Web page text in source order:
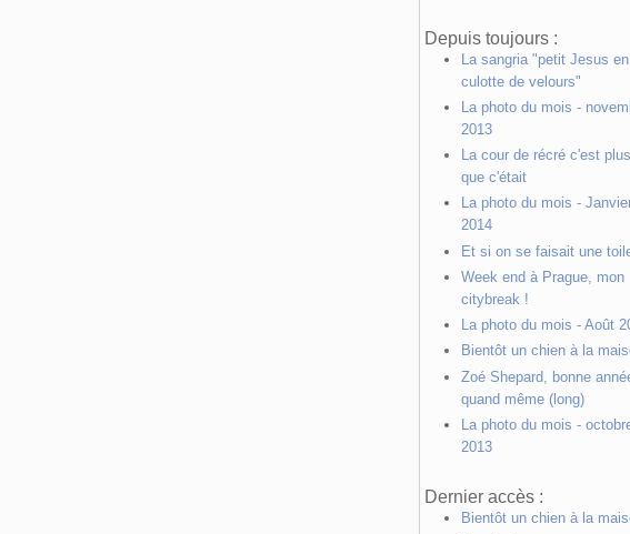
Depuis toujours :
La sangria "petit Jesus en
culotte de velours"
La photo du mois -
2013
La cour de récré c'est
que c'était
La photo du mois -
2014
Et si on se faisait une
Week end à Prague, mon
citybreak !
La photo du mois - Août
Bientôt un chien à la
Zoé Shepard, bonne
quand même (long)
La photo du mois -
2013
Dernier accès :
Bientôt un chien à la